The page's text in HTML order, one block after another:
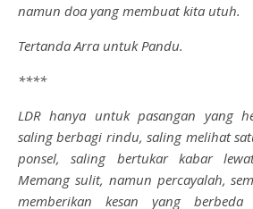
namun doa yang membuat kita utuh.
Tertanda Arra untuk Pandu.
****
LDR hanya untuk pasangan yang
saling berbagi rindu, saling melihat
ponsel, saling bertukar kabar
Memang sulit, namun percayalah,
memberikan kesan yang